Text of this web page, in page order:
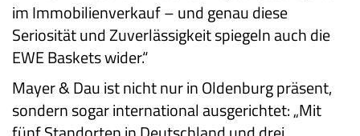
im Immobilienverkauf – und genau diese
Seriosität und Zuverlässigkeit spiegeln auch die
EWE Baskets wider.“
Mayer & Dau ist nicht nur in Oldenburg präsent,
sondern sogar international ausgerichtet: „Mit